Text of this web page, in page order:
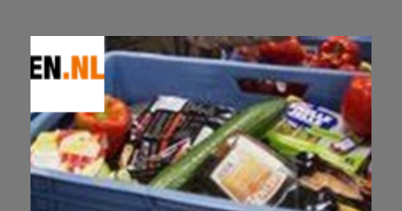
Voedselbankwestland.nl
Stichting Voedselbank Westland